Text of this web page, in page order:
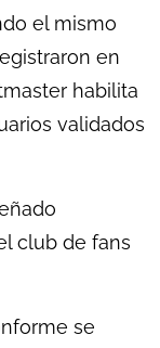
el mismo
en
habilita
validados
club de fans
se